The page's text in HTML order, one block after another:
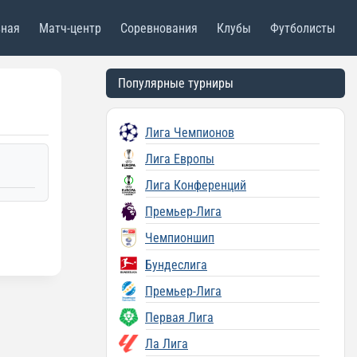
Матч-центр Соревнования Клубы Футболисты
Популярные турниры
Лига Чемпионов
Лига Европы
Лига Конференций
Премьер-Лига
Чемпионшип
Бундеслига
Премьер-Лига
Первая Лига
Ла Лига